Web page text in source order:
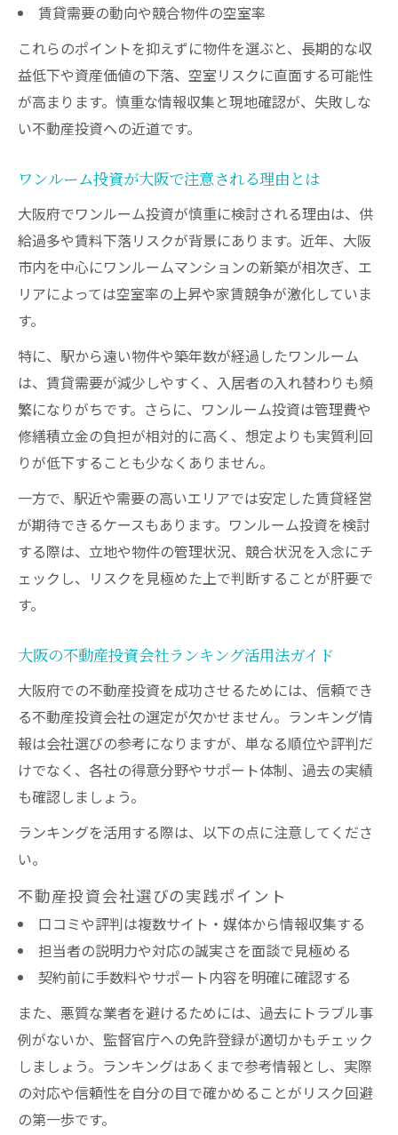
賃貸需要の動向や競合物件の空室率
これらのポイントを抑えずに物件を選ぶと、長期的な収
益低下や資産価値の下落、空室リスクに直面する可能性
が高まります。慎重な情報収集と現地確認が、失敗しな
い不動産投資への近道です。
ワンルーム投資が大阪で注意される理由とは
大阪府でワンルーム投資が慎重に検討される理由は、供
給過多や賃料下落リスクが背景にあります。近年、大阪
市内を中心にワンルームマンションの新築が相次ぎ、エ
リアによっては空室率の上昇や家賃競争が激化していま
す。
特に、駅から遠い物件や築年数が経過したワンルーム
は、賃貸需要が減少しやすく、入居者の入れ替わりも頻
繁になりがちです。さらに、ワンルーム投資は管理費や
修繕積立金の負担が相対的に高く、想定よりも実質利回
りが低下することも少なくありません。
一方で、駅近や需要の高いエリアでは安定した賃貸経営
が期待できるケースもあります。ワンルーム投資を検討
する際は、立地や物件の管理状況、競合状況を入念にチ
ェックし、リスクを見極めた上で判断することが肝要で
す。
大阪の不動産投資会社ランキング活用法ガイド
大阪府での不動産投資を成功させるためには、信頼でき
る不動産投資会社の選定が欠かせません。ランキング情
報は会社選びの参考になりますが、単なる順位や評判だ
けでなく、各社の得意分野やサポート体制、過去の実績
も確認しましょう。
ランキングを活用する際は、以下の点に注意してくださ
い。
不動産投資会社選びの実践ポイント
口コミや評判は複数サイト・媒体から情報収集する
担当者の説明力や対応の誠実さを面談で見極める
契約前に手数料やサポート内容を明確に確認する
また、悪質な業者を避けるためには、過去にトラブル事
例がないか、監督官庁への免許登録が適切かもチェック
しましょう。ランキングはあくまで参考情報とし、実際
の対応や信頼性を自分の目で確かめることがリスク回避
の第一歩です。